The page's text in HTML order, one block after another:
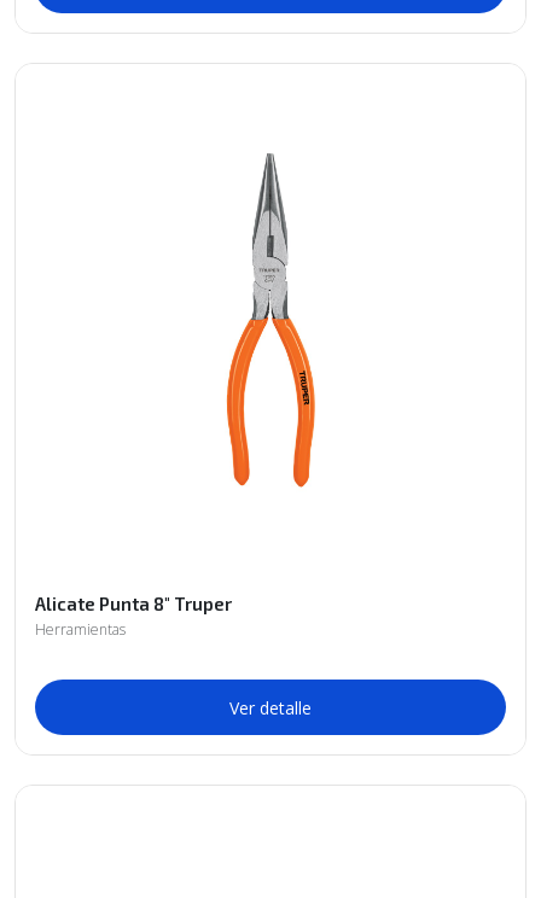
Alicate Punta 8" Truper
Herramientas
Ver detalle